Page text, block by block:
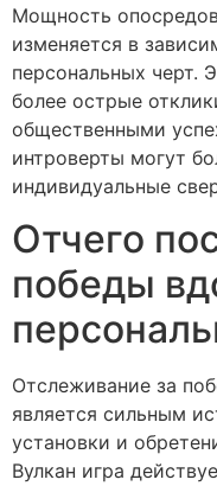
Мощность
изменяется в
персональных черт.
более острые
общественными
интроверты могут
индивидуальные
Отчего
победы
Отслеживание за
является сильным
установки и
Вулкан игра